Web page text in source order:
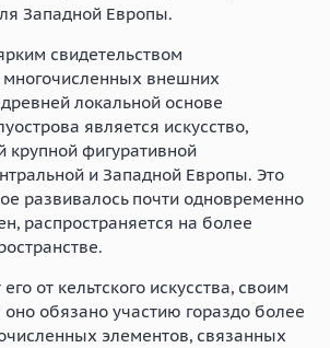
Западной Европы.
свидетельством
многочисленных внешних
локальной основе
является искусство,
крупной фигуративной
и Западной Европы. Это
развивалось почти одновременно
распространяется на более
от кельтского искусства, своим
обязано участию гораздо более
элементов, связанных